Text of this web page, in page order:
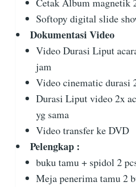
Cetak Album magnetik
Softopy digital slide
Dokumentasi Video
Video Durasi Liput
jam
Video cinematic durasi
Durasi Liput video 2x
yg sama
Video transfer ke DVD
Pelengkap :
buku tamu + spidol 2
Meja penerima tamu 2